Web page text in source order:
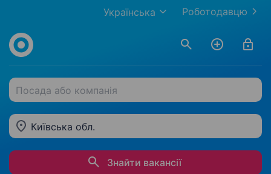
Роботодавцю
Українська
Посада або компанія
Київська обл.
Знайти вакансії